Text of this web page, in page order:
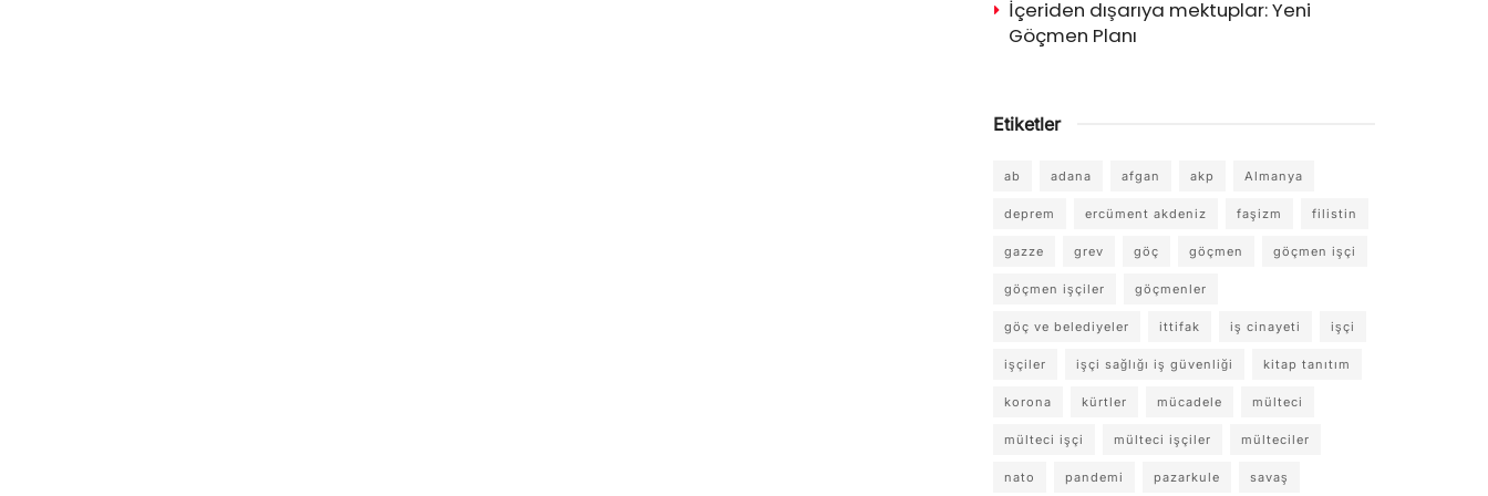
İçeriden dışarıya mektuplar: Yeni
Göçmen Planı
Etiketler
ab adana afgan akp Almanya
deprem ercüment akdeniz faşizm filistin
gazze grev göç göçmen göçmen işçi
göçmen işçiler göçmenler
göç ve belediyeler ittifak iş cinayeti işçi
işçiler işçi sağlığı iş güvenliği kitap tanıtım
korona kürtler mücadele mülteci
mülteci işçi mülteci işçiler mülteciler
nato pandemi pazarkule savaş